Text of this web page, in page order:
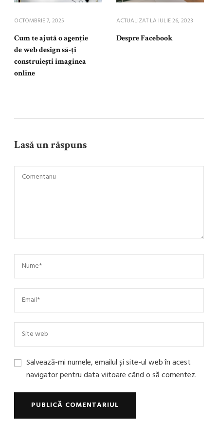
OCTOMBRIE 7, 2025
Cum te ajută o agenție
de web design să-ți
construiești imaginea
online
ACTUALIZAT LA IULIE 26, 2023
Despre Facebook
Lasă un răspuns
Salvează-mi numele, emailul și site-ul web în acest
navigator pentru data viitoare când o să comentez.